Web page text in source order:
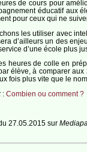
de cours pour
éducatif aux
pour ceux qui ne
les utiliser avec
d’ailleurs un des
d’une école plus
heures de colle en
élève, à comparer
fois plus vite que le
: Combien ou comment ?
27.05.2015 sur